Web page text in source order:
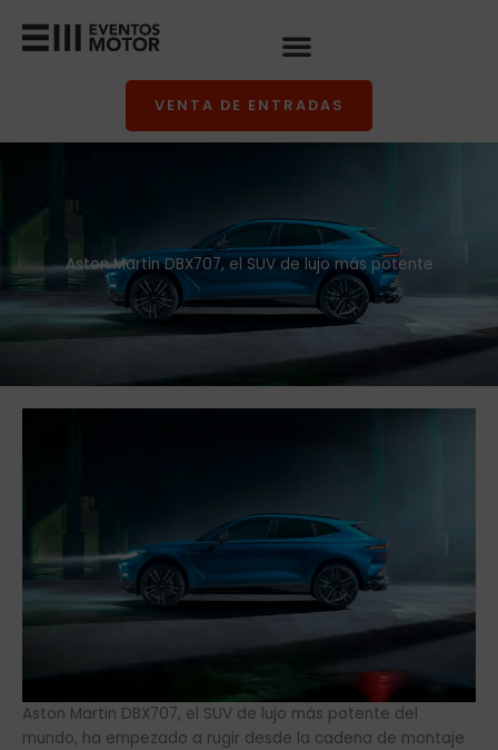
VENTA DE ENTRADAS
Aston Martin DBX707, el SUV de lujo más potente
Aston Martin DBX707, el SUV de lujo más potente del
mundo, ha empezado a rugir desde la cadena de montaje